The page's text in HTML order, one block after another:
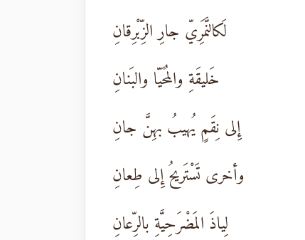
لَكالنَّمَرِيّ جارِ الزِّبْرِقانِ
خَليقَةِ والمُحَيّا والبَنانِ
إِلى نِقَمٍ يُهيبُ بهِنَّ جانِ
وأخرى تَسْتَريحُ إِلى طِعانِ
لِياذَ المَضْرَحِيَّةِ بالرِّعانِ